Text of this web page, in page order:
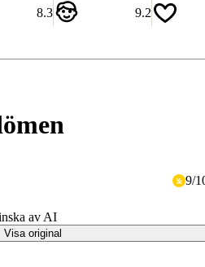
8.3 9.2
9/
av AI
Visa original